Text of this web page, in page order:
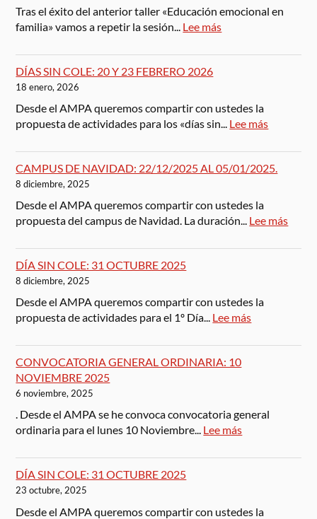
Tras el éxito del anterior taller «Educación emocional en
familia» vamos a repetir la sesión... Lee más
DÍAS SIN COLE: 20 Y 23 FEBRERO 2026
18 enero, 2026
Desde el AMPA queremos compartir con ustedes la
propuesta de actividades para los «días sin... Lee más
CAMPUS DE NAVIDAD: 22/12/2025 AL 05/01/2025.
8 diciembre, 2025
Desde el AMPA queremos compartir con ustedes la
propuesta del campus de Navidad. La duración... Lee más
DÍA SIN COLE: 31 OCTUBRE 2025
8 diciembre, 2025
Desde el AMPA queremos compartir con ustedes la
propuesta de actividades para el 1º Día... Lee más
CONVOCATORIA GENERAL ORDINARIA: 10
NOVIEMBRE 2025
6 noviembre, 2025
. Desde el AMPA se he convoca convocatoria general
ordinaria para el lunes 10 Noviembre... Lee más
DÍA SIN COLE: 31 OCTUBRE 2025
23 octubre, 2025
Desde el AMPA queremos compartir con ustedes la